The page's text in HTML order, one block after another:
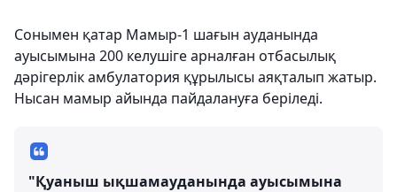
Сонымен қатар Мамыр-1 шағын ауданында
ауысымына 200 келушіге арналған отбасылық
дәрігерлік амбулатория құрылысы аяқталып жатыр.
Нысан мамыр айында пайдалануға беріледі.
"Қуаныш ықшамауданында ауысымына